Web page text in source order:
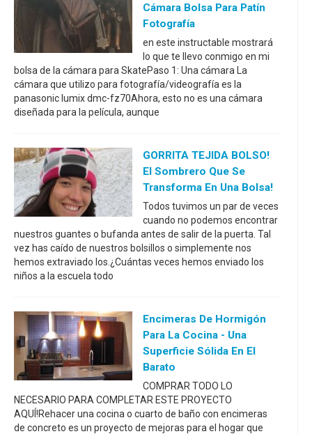
Cámara Bolsa Para Patín
Fotografía
en este instructable mostrará
lo que te llevo conmigo en mi
bolsa de la cámara para SkatePaso 1: Una cámara La
cámara que utilizo para fotografía/videografía es la
panasonic lumix dmc-fz70Ahora, esto no es una cámara
diseñada para la película, aunque
GORRITA TEJIDA BOLSO!
El Sombrero Que Se
Transforma En Una Bolsa!
Todos tuvimos un par de veces
cuando no podemos encontrar
nuestros guantes o bufanda antes de salir de la puerta. Tal
vez has caído de nuestros bolsillos o simplemente nos
hemos extraviado los.¿Cuántas veces hemos enviado los
niños a la escuela todo
Encimeras De Hormigón
Para La Cocina - Una
Superficie Sólida En El
Barato
COMPRAR TODO LO
NECESARIO PARA COMPLETAR ESTE PROYECTO
AQUÍ!Rehacer una cocina o cuarto de baño con encimeras
de concreto es un proyecto de mejoras para el hogar que